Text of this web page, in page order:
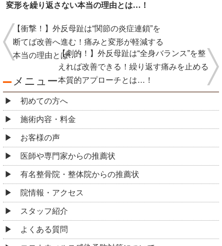
変形を繰り返さない本当の理由とは…！
【衝撃！】外反母趾は“関節の炎症連鎖”を
断てば改善へ進む！痛みと変形が軽減する
本当の理由とは…！【劇的！】外反母趾は“全身バランス”を整
えれば改善できる！繰り返す痛みを止める
本質的アプローチとは…！
メニュー
初めての方へ
施術内容・料金
お客様の声
医師や専門家からの推薦状
有名整骨院・整体院からの推薦状
院情報・アクセス
スタッフ紹介
よくある質問